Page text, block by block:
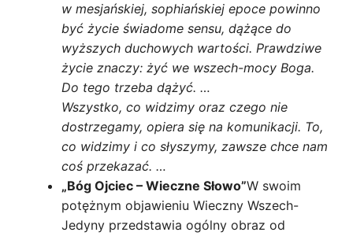
w mesjańskiej, sophiańskiej epoce powinno
być życie świadome sensu, dążące do
wyższych duchowych wartości. Prawdziwe
życie znaczy: żyć we wszech-mocy Boga.
Do tego trzeba dążyć. …
Wszystko, co widzimy oraz czego nie
dostrzegamy, opiera się na komunikacji. To,
co widzimy i co słyszymy, zawsze chce nam
coś przekazać. …
„Bóg Ojciec – Wieczne Słowo”W swoim
potężnym objawieniu Wieczny Wszech-
Jedyny przedstawia ogólny obraz od